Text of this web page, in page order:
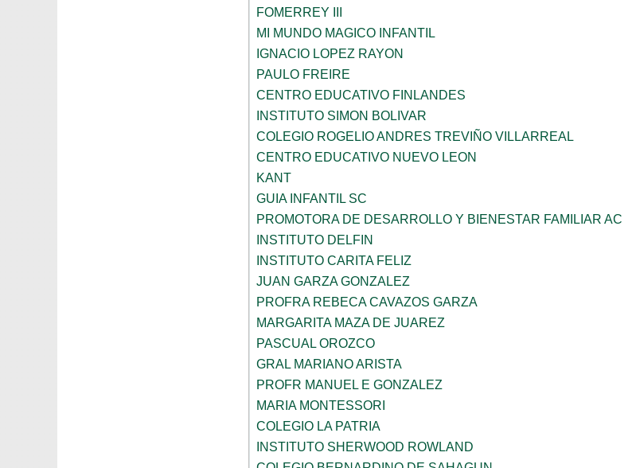
FOMERREY III
MI MUNDO MAGICO INFANTIL
IGNACIO LOPEZ RAYON
PAULO FREIRE
CENTRO EDUCATIVO FINLANDES
INSTITUTO SIMON BOLIVAR
COLEGIO ROGELIO ANDRES TREVIÑO VILLARREAL
CENTRO EDUCATIVO NUEVO LEON
KANT
GUIA INFANTIL SC
PROMOTORA DE DESARROLLO Y BIENESTAR FAMILIAR AC
INSTITUTO DELFIN
INSTITUTO CARITA FELIZ
JUAN GARZA GONZALEZ
PROFRA REBECA CAVAZOS GARZA
MARGARITA MAZA DE JUAREZ
PASCUAL OROZCO
GRAL MARIANO ARISTA
PROFR MANUEL E GONZALEZ
MARIA MONTESSORI
COLEGIO LA PATRIA
INSTITUTO SHERWOOD ROWLAND